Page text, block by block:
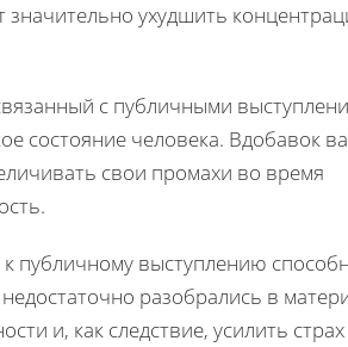
значительно ухудшить
с публичными
состояние человека. Вдобавок
свои промахи во время
публичному выступлению
разобрались в
и, как следствие, усилить